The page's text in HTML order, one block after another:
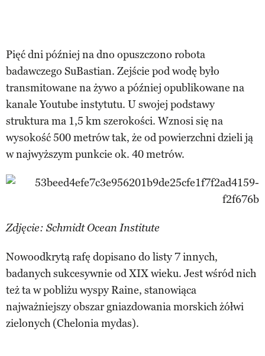
Pięć dni później na dno opuszczono robota
badawczego SuBastian. Zejście pod wodę było
transmitowane na żywo a później opublikowane na
kanale Youtube instytutu. U swojej podstawy
struktura ma 1,5 km szerokości. Wznosi się na
wysokość 500 metrów tak, że od powierzchni dzieli ją
w najwyższym punkcie ok. 40 metrów.
Zdjęcie: Schmidt Ocean Institute
Nowoodkrytą rafę dopisano do listy 7 innych,
badanych sukcesywnie od XIX wieku. Jest wśród nich
też ta w pobliżu wyspy Raine, stanowiąca
najważniejszy obszar gniazdowania morskich żółwi
zielonych (Chelonia mydas).